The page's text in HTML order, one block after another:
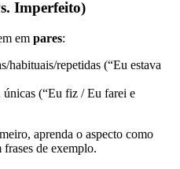
Imperfeito)
em pares:
habituais/repetidas (“Eu estava
únicas (“Eu fiz / Eu farei e
aprenda o aspecto como
de exemplo.